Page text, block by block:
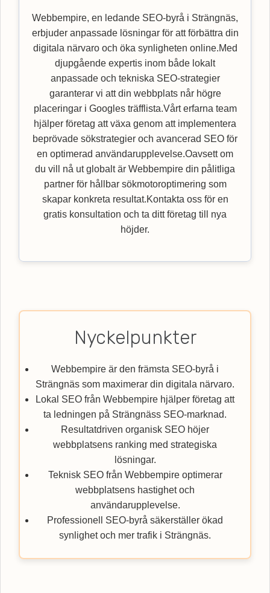
Webbempire, en ledande SEO-byrå i Strängnäs,
erbjuder anpassade lösningar för att förbättra din
digitala närvaro och öka synligheten online.Med
djupgående expertis inom både lokalt
anpassade och tekniska SEO-strategier
garanterar vi att din webbplats når högre
placeringar i Googles träfflista.Vårt erfarna team
hjälper företag att växa genom att implementera
beprövade sökstrategier och avancerad SEO för
en optimerad användarupplevelse.Oavsett om
du vill nå ut globalt är Webbempire din pålitliga
partner för hållbar sökmotoroptimering som
skapar konkreta resultat.Kontakta oss för en
gratis konsultation och ta ditt företag till nya
höjder.
Nyckelpunkter
Webbempire är den främsta SEO-byrå i
Strängnäs som maximerar din digitala närvaro.
Lokal SEO från Webbempire hjälper företag att
ta ledningen på Strängnäss SEO-marknad.
Resultatdriven organisk SEO höjer
webbplatsens ranking med strategiska
lösningar.
Teknisk SEO från Webbempire optimerar
webbplatsens hastighet och
användarupplevelse.
Professionell SEO-byrå säkerställer ökad
synlighet och mer trafik i Strängnäs.